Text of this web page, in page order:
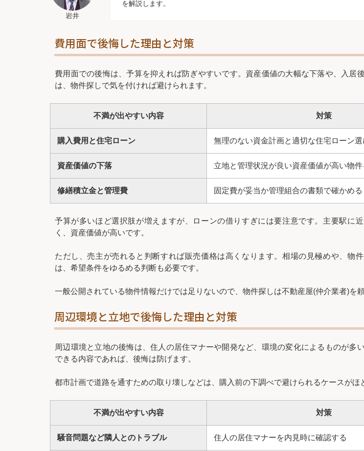
岩井
を解説します。
費用面で後悔した理由と対策
費用面での後悔は、予算を抑えれば防ぎやすいです。資産価値の大幅な下落や、入居
は、物件探しで気を付ければ避けられます。
不満が出やすい内容 対策
購入費用と住宅ローン 無理のない資金計画と適切な住宅ローン選
資産価値の下落 立地と管理状況が良い資産価値が高い物件
修繕積立金と管理費 固定費が妥当か管理組合の書類で確かめる
予算が多いほど選択肢が増えますが、ローンの借りすぎには要注意です。主要駅に
く、資産価値が高いです。
ただし、売主が売れると判断すれば販売価格は高くなります。相場の見極めや、物
は、希望条件をゆるめる判断も必要です。
一般公開されている物件情報だけでは足りないので、物件探しは不動産屋(仲介業者)を頼
周辺環境と立地で後悔した理由と対策
周辺環境と立地の後悔は、住人の居住マナーや開発など、環境の変化によるものが多
できる内容であれば、後悔は防げます。
都市計画で道路を通すための取り壊しなどは、購入前の下調べで避けられるケースがほ
不満が出やすい内容 対策
騒音問題など隣人とのトラブル 住人の居住マナーを内見時に確認する